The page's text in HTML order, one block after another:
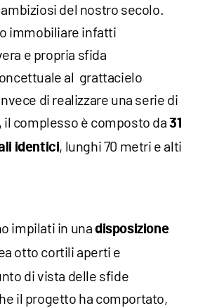
del nostro secolo.
immobiliare infatti
e propria sfida
al grattacielo
di realizzare una serie di
complesso è composto da31
identici, lunghi 70 metri e alti
impilati in una disposizione
otto cortili aperti e
di vista delle sfide
il progetto ha comportato,